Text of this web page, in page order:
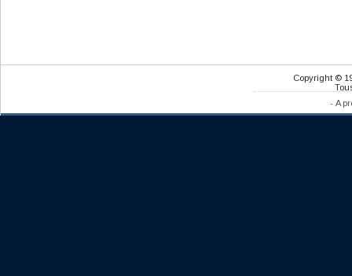
Copyright ©
- A